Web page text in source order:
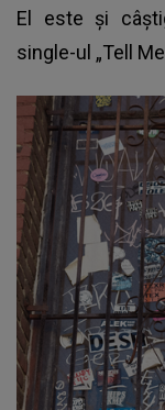
El este și
single-ul „Tell